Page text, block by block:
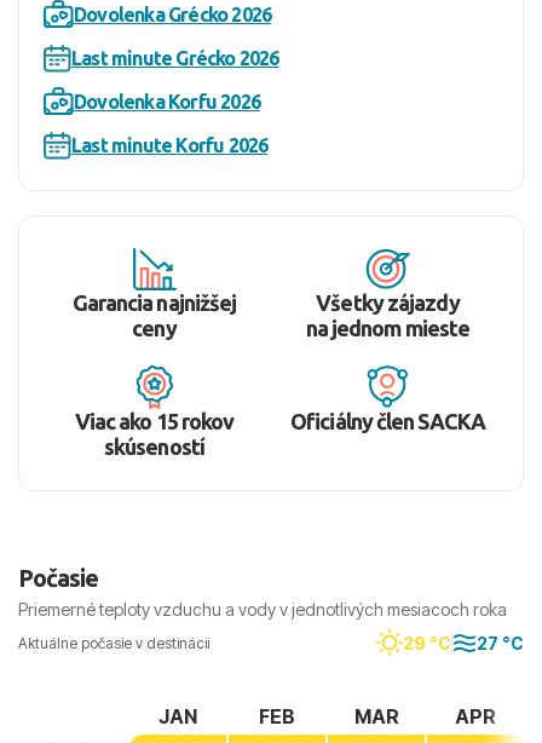
Dovolenka Grécko 2026
Last minute Grécko 2026
Dovolenka Korfu 2026
Last minute Korfu 2026
Garancia najnižšej
ceny
Všetky zájazdy
na jednom mieste
Viac ako 15 rokov
skúseností
Oficiálny člen SACKA
Počasie
Priemerné teploty vzduchu a vody v jednotlivých mesiacoch roka
Aktuálne počasie v destinácii 29 °C 27 °C
JAN
FEB
MAR
APR